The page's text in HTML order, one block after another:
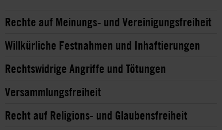
Rechte auf Meinungs- und Vereinigungsfreiheit
Willkürliche Festnahmen und Inhaftierungen
Rechtswidrige Angriffe und Tötungen
Versammlungsfreiheit
Recht auf Religions- und Glaubensfreiheit